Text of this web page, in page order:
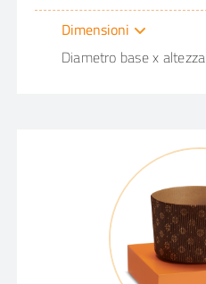
Dimensioni
Diametro base x altezza